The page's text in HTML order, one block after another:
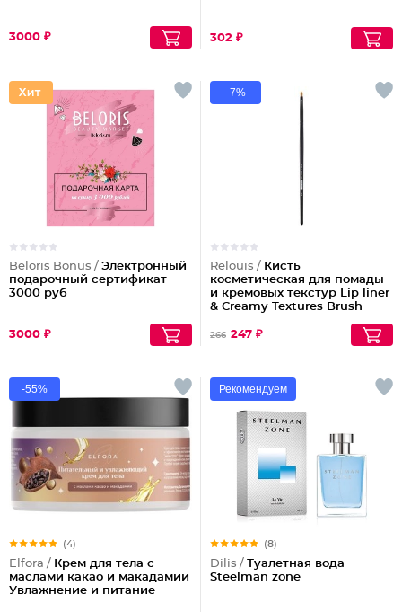
3000 ₽ 302 ₽
Beloris Bonus / Электронный
подарочный сертификат
3000 руб
3000 ₽
-7%
Relouis / Кисть
косметическая для помады
и кремовых текстур Lip liner
& Creamy Textures Brush
266 247 ₽
-55%
(4)
Elfora / Крем для тела с
маслами какао и макадамии
Увлажнение и питание
Рекомендуем
(8)
Dilis / Туалетная вода
Steelman zone